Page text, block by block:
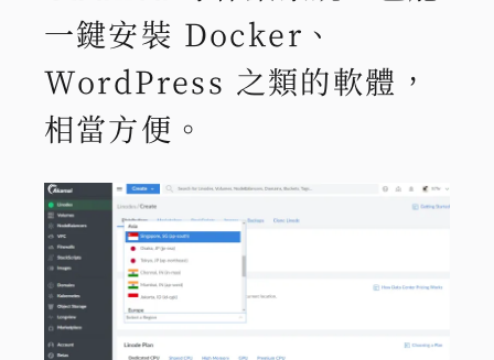
一鍵安裝 Docker、
WordPress 之類的軟體，
相當方便。